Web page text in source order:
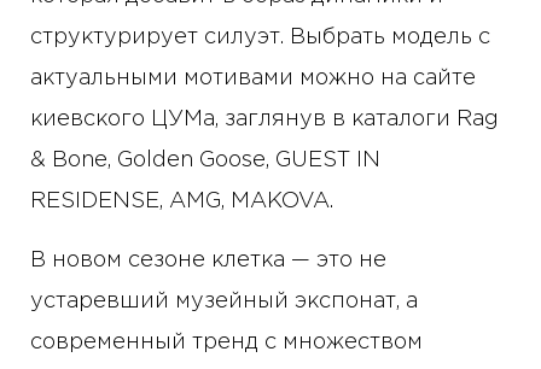
структурирует силуэт. Выбрать модель с
актуальными мотивами можно на сайте
киевского ЦУМа, заглянув в каталоги Rag
& Bone, Golden Goose, GUEST IN
RESIDENSE, AMG, MAKOVA.
В новом сезоне клетка — это не
устаревший музейный экспонат, а
современный тренд с множеством